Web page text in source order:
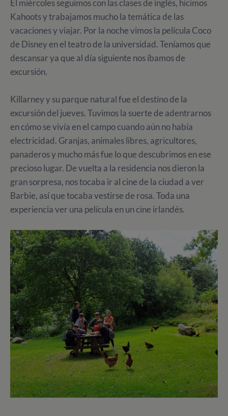
El miércoles seguimos con las clases de inglés, hicimos
Kahoots y trabajamos mucho la temática de las
vacaciones y viajar. Por la noche vimos la película Coco
de Disney en el teatro de la universidad. Teníamos que
descansar ya que al día siguiente nos íbamos de
excursión.
Killarney y su parque natural fue el destino de la
excursión del jueves. Tuvimos la suerte de adentrarnos
en cómo se vivía en el campo cuando aún no había
electricidad. Granjas, animales libres, agricultores,
panaderos y mucho más fue lo que descubrimos en ese
precioso lugar. De vuelta a la residencia nos dieron la
gran sorpresa, nos tocaba ir al cine de la ciudad a ver
Barbie, así que tocaba vestirse de rosa. Toda una
experiencia ver una película en un cine irlandés.